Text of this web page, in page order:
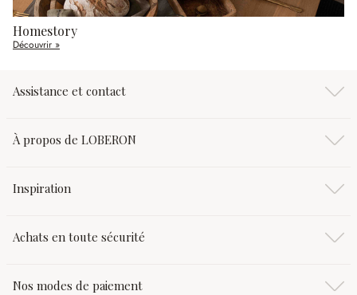
Homestory
Découvrir »
Assistance et contact
À propos de LOBERON
Inspiration
Achats en toute sécurité
Nos modes de paiement